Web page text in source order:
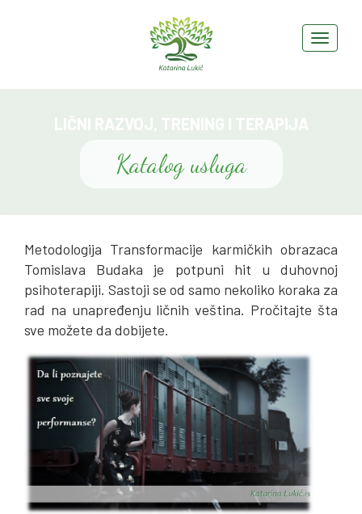
Katalog usluga
Metodologija Transformacije karmičkih obrazaca
Tomislava Budaka je potpuni hit u duhovnoj
psihoterapiji. Sastoji se od samo nekoliko koraka za
rad na unapređenju ličnih veština. Pročitajte šta
sve možete da dobijete.